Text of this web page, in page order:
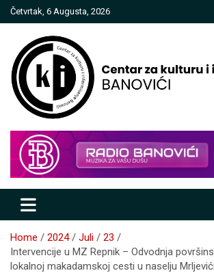
Skip
to
Četvrtak, 6 Augusta, 2026
Centar za kulturu i
Banovići
Home 2024 Juli
23
Intervencije u MZ Repnik – Odvodnja
lokalnoj makadamskoj cesti u naselju Mrljevići